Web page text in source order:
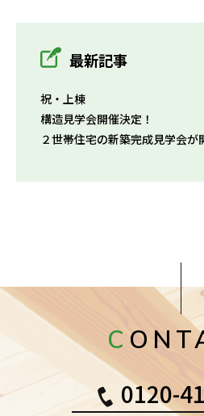
最新記事
祝・上棟
構造見学会開催決定！
２世帯住宅の新築完成見学会が
0120-